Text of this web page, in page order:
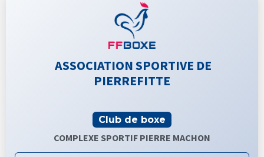
ASSOCIATION SPORTIVE DE
PIERREFITTE
Club de boxe
COMPLEXE SPORTIF PIERRE MACHON